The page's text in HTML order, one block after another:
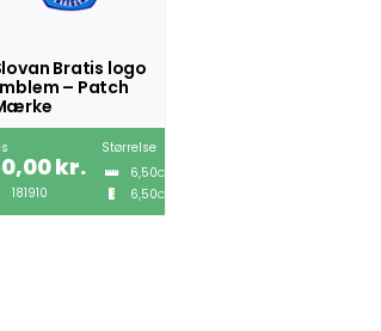
Bratis logo
– Patch
kr.
181910
Størrelse
6,50CM
6,50CM